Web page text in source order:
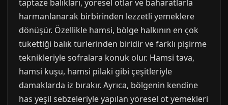
taptaze balıkları, yöresel otlar ve baharatlarla
harmanlanarak birbirinden lezzetli yemeklere
dönüşür. Özellikle hamsi, bölge halkının en çok
tükettiği balık türlerinden biridir ve farklı pişirme
teknikleriyle sofralara konuk olur. Hamsi tava,
hamsi kuşu, hamsi pilaki gibi çeşitleriyle
damaklarda iz bırakır. Ayrıca, bölgenin kendine
has yeşil sebzeleriyle yapılan yöresel ot yemekleri